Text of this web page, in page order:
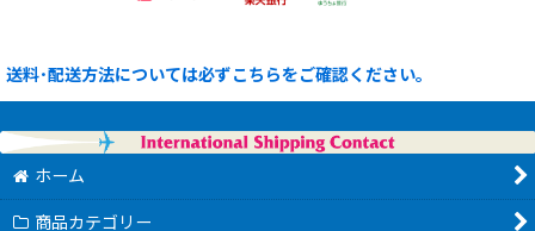
送料･配送方法については必ずこちらをご確認ください。
ホーム
商品カテゴリー